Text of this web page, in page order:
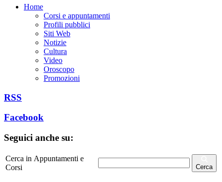
Home
Corsi e appuntamenti
Profili pubblici
Siti Web
Notizie
Cultura
Video
Oroscopo
Promozioni
RSS
Facebook
Seguici anche su:
Cerca in Appuntamenti e
Corsi
Cerca